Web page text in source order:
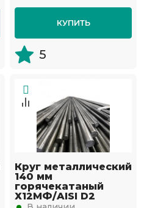
КУПИТЬ
5
Круг металлический
140 мм
горячекатаный
Х12МФ/AISI D2